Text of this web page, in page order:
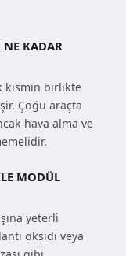
KADAR
birlikte
Çoğu araçta
hava alma ve
MODÜL
yeterli
oksidi veya